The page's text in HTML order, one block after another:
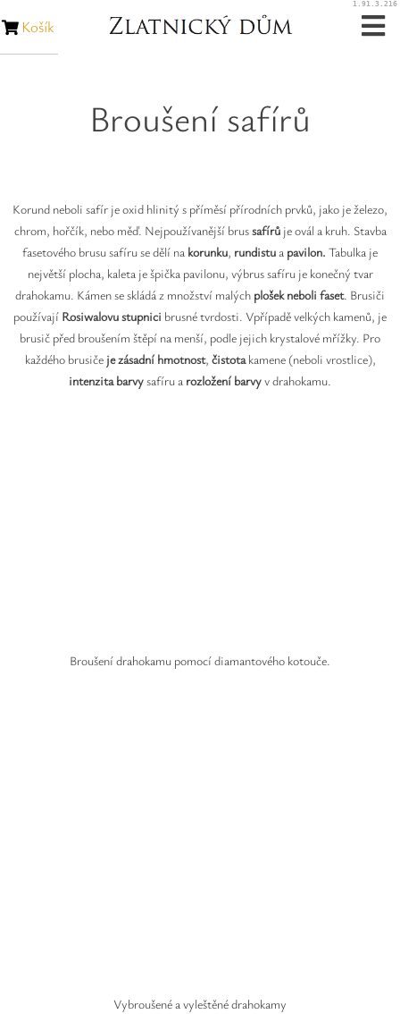
Snubní prsteny
Opravy šperků
Opravy hodinek
Diamanty
Rubíny
Košík
1.91.3.216
Broušení safírů
Korund neboli safír je oxid hlinitý s příměsí přírodních prvků, jako je železo,
chrom, hořčík, nebo měď. Nejpoužívanější brussafírů je ovál a kruh. Stavba
fasetového brusu safíru se dělí na korunku, rundistua pavilon. Tabulka je
největší plocha, kaleta je špička pavilonu, výbrus safíru je konečný tvar
drahokamu. Kámen se skládá z množství malých plošek neboli faset. Brusiči
používají Rosiwalovu stupnici brusné tvrdosti. Vpřípadě velkých kamenů, je
brusič před broušením štěpí na menší, podle jejich krystalové mřížky. Pro
každého brusičeje zásadní hmotnost, čistotakamene (neboli vrostlice),
intenzita barvysafíru a rozložení barvyv drahokamu.
Broušení drahokamu pomocí diamantového kotouče.
Vybroušené a vyleštěné drahokamy